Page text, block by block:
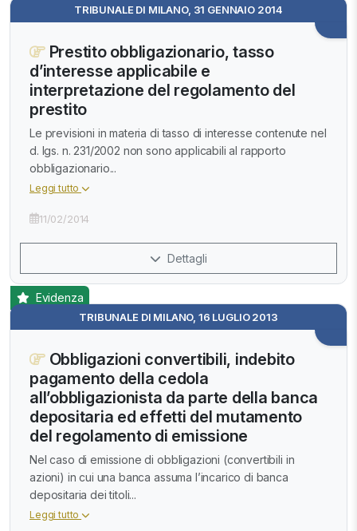
TRIBUNALE DI MILANO, 31 GENNAIO 2014
Prestito obbligazionario, tasso
d’interesse applicabile e
interpretazione del regolamento del
prestito
Le previsioni in materia di tasso di interesse contenute nel
d. lgs. n. 231/2002 non sono applicabili al rapporto
obbligazionario...
Leggi tutto
11/02/2014
Dettagli
TRIBUNALE DI MILANO, 16 LUGLIO 2013
Evidenza
Obbligazioni convertibili, indebito
pagamento della cedola
all’obbligazionista da parte della banca
depositaria ed effetti del mutamento
del regolamento di emissione
Nel caso di emissione di obbligazioni (convertibili in
azioni) in cui una banca assuma l’incarico di banca
depositaria dei titoli...
Leggi tutto